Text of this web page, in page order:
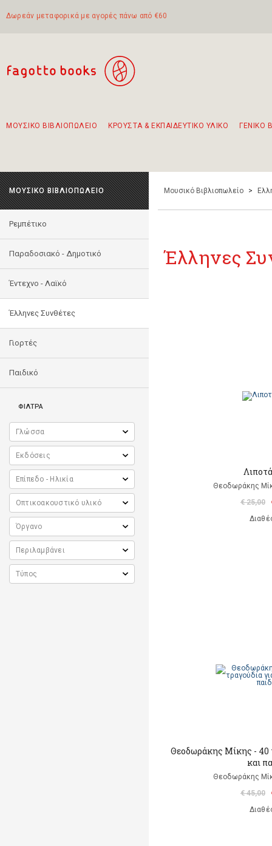
Δωρεάν μεταφορικά με αγορές πάνω από €60
ΜΟΥΣΙΚΟ ΒΙΒΛΙΟΠΩΛΕΙΟ ΚΡΟΥΣΤΑ & ΕΚΠΑΙΔΕΥΤΙΚΟ ΥΛΙΚΟ ΓΕΝΙΚΟ
ΜΟΥΣΙΚΟ ΒΙΒΛΙΟΠΩΛΕΙΟ
Ρεμπέτικο
Παραδοσιακό - Δημοτικό
Έντεχνο - Λαϊκό
Έλληνες Συνθέτες
Γιορτές
Παιδικό
ΦΙΛΤΡΑ
Μουσικό Βιβλιοπωλείο >
Έλληνες
Θεοδωράκης
€ 25,00
Θεοδωράκης Μίκης - 40
και
Θεοδωράκης
€ 45,00